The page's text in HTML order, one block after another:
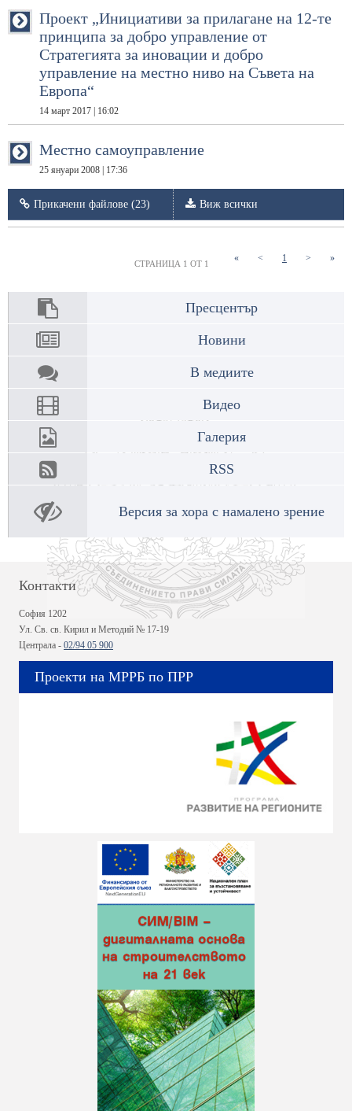
Проект „Инициативи за прилагане на 12-те
принципа за добро управление от
Стратегията за иновации и добро
управление на местно ниво на Съвета на
Европа“
14 март 2017 | 16:02
Местно самоуправление
25 януари 2008 | 17:36
Прикачени файлове (23) Виж всички
« < 1 (current)
> »
СТРАНИЦА 1 ОТ 1
Пресцентър
Новини
В медиите
Видео
Галерия
RSS
Версия за хора с намалено зрение
Контакти
София 1202
Ул. Св. св. Кирил и Методий № 17-19
Централа - 02/94 05 900
Проекти на МРРБ по ПРР